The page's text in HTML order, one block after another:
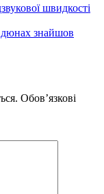
швидкості
дюнах знайшов
Обов’язкові